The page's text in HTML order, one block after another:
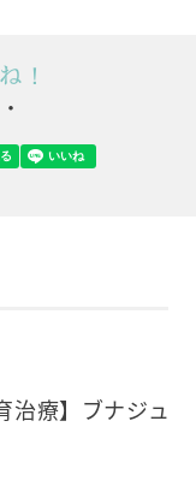
！
治療】ブナジュ